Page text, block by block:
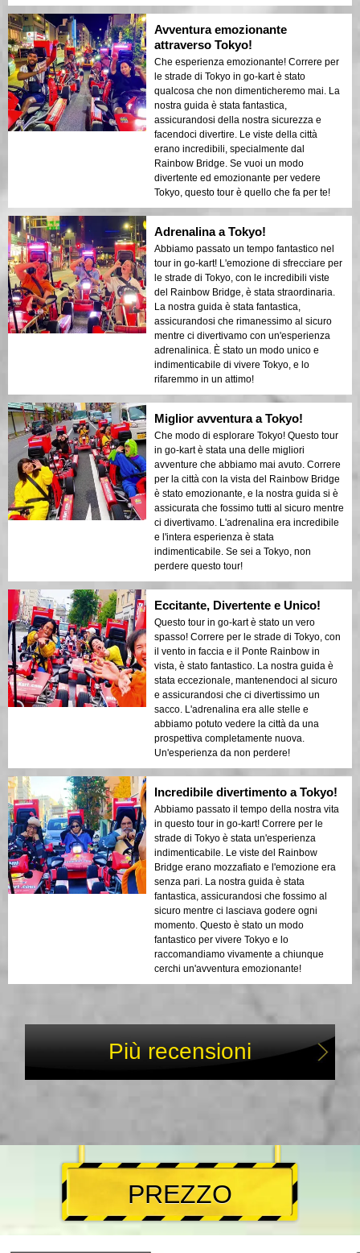
Avventura emozionante
attraverso Tokyo!
Che esperienza emozionante! Correre per
le strade di Tokyo in go-kart è stato
qualcosa che non dimenticheremo mai. La
nostra guida è stata fantastica,
assicurandosi della nostra sicurezza e
facendoci divertire. Le viste della città
erano incredibili, specialmente dal
Rainbow Bridge. Se vuoi un modo
divertente ed emozionante per vedere
Tokyo, questo tour è quello che fa per te!
Adrenalina a Tokyo!
Abbiamo passato un tempo fantastico nel
tour in go-kart! L'emozione di sfrecciare per
le strade di Tokyo, con le incredibili viste
del Rainbow Bridge, è stata straordinaria.
La nostra guida è stata fantastica,
assicurandosi che rimanessimo al sicuro
mentre ci divertivamo con un'esperienza
adrenalinica. È stato un modo unico e
indimenticabile di vivere Tokyo, e lo
rifaremmo in un attimo!
Miglior avventura a Tokyo!
Che modo di esplorare Tokyo! Questo tour
in go-kart è stata una delle migliori
avventure che abbiamo mai avuto. Correre
per la città con la vista del Rainbow Bridge
è stato emozionante, e la nostra guida si è
assicurata che fossimo tutti al sicuro mentre
ci divertivamo. L'adrenalina era incredibile
e l'intera esperienza è stata
indimenticabile. Se sei a Tokyo, non
perdere questo tour!
Eccitante, Divertente e Unico!
Questo tour in go-kart è stato un vero
spasso! Correre per le strade di Tokyo, con
il vento in faccia e il Ponte Rainbow in
vista, è stato fantastico. La nostra guida è
stata eccezionale, mantenendoci al sicuro
e assicurandosi che ci divertissimo un
sacco. L'adrenalina era alle stelle e
abbiamo potuto vedere la città da una
prospettiva completamente nuova.
Un'esperienza da non perdere!
Incredibile divertimento a Tokyo!
Abbiamo passato il tempo della nostra vita
in questo tour in go-kart! Correre per le
strade di Tokyo è stata un'esperienza
indimenticabile. Le viste del Rainbow
Bridge erano mozzafiato e l'emozione era
senza pari. La nostra guida è stata
fantastica, assicurandosi che fossimo al
sicuro mentre ci lasciava godere ogni
momento. Questo è stato un modo
fantastico per vivere Tokyo e lo
raccomandiamo vivamente a chiunque
cerchi un'avventura emozionante!
Più recensioni
PREZZO